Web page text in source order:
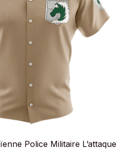
Police Militaire L’attaque